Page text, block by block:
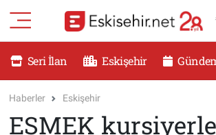
Seri İlan Eskişehir
Haberler Eskişehir
ESMEK
RESMİ İLANLAR
DÜNYA
Eskişehir Nöbetçi Eczaneler
Eskişehir Namaz Vakitleri